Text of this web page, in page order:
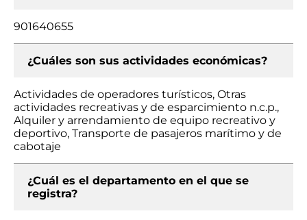
901640655
¿Cuáles son sus actividades económicas?
Actividades de operadores turísticos, Otras
actividades recreativas y de esparcimiento n.c.p.,
Alquiler y arrendamiento de equipo recreativo y
deportivo, Transporte de pasajeros marítimo y de
cabotaje
¿Cuál es el departamento en el que se
registra?